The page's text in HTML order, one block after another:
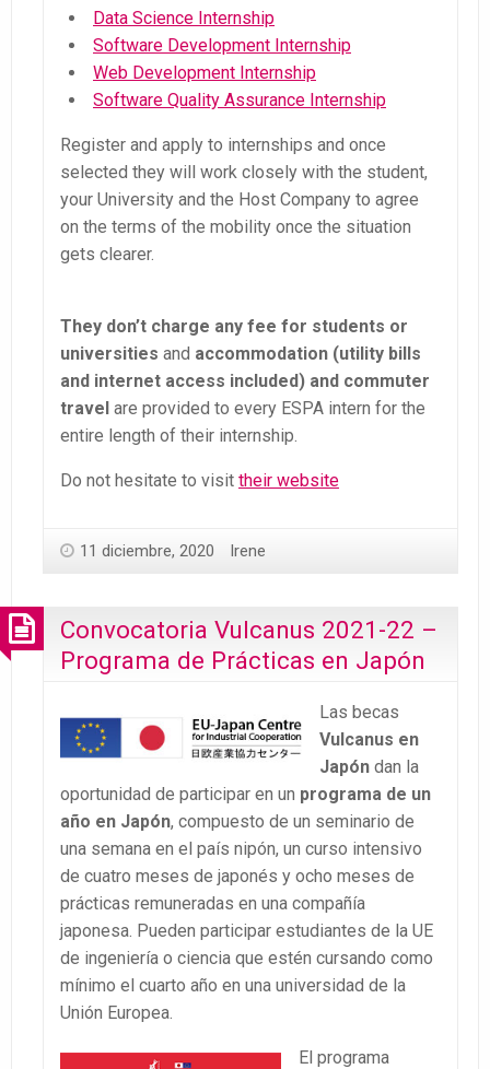
Data Science Internship
Software Development Internship
Web Development Internship
Software Quality Assurance Internship
Register and apply to internships and once
selected they will work closely with the student,
your University and the Host Company to agree
on the terms of the mobility once the situation
gets clearer.
They don’t charge any fee for students or
universities and accommodation (utility bills
and internet access included) and commuter
travel are provided to every ESPA intern for the
entire length of their internship.
Do not hesitate to visit their website
11 diciembre, 2020 Irene
Convocatoria Vulcanus 2021-22 –
Programa de Prácticas en Japón
Las becas
Vulcanus en
Japón dan la
oportunidad de participar en un programa de un
año en Japón, compuesto de un seminario de
una semana en el país nipón, un curso intensivo
de cuatro meses de japonés y ocho meses de
prácticas remuneradas en una compañía
japonesa. Pueden participar estudiantes de la UE
de ingeniería o ciencia que estén cursando como
mínimo el cuarto año en una universidad de la
Unión Europea.
El programa